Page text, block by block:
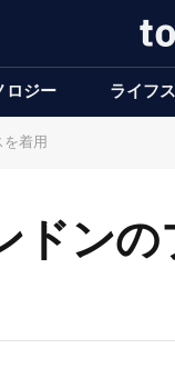
ロジー ライフ
着用
ドン